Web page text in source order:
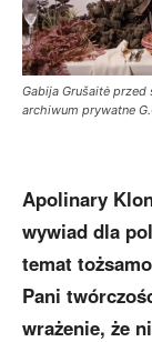
Gabija Grušaitė przed
archiwum prywatne
Apolinary
wywiad dla
temat
Pani
wrażenie, że